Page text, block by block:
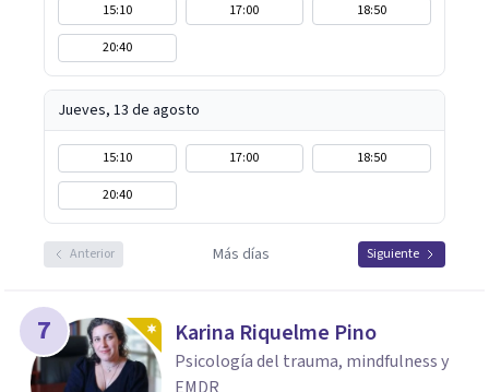
15:10 17:00
18:50
20:40
Jueves, 13 de agosto
15:10 17:00
18:50
20:40
Anterior Más días Siguiente
7 Karina Riquelme Pino
Psicología del trauma, mindfulness y